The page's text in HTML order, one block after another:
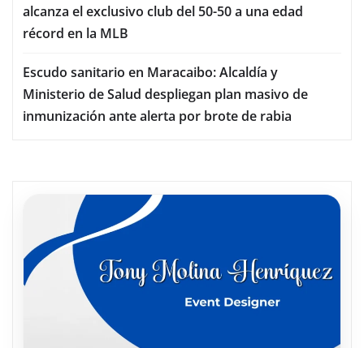
alcanza el exclusivo club del 50-50 a una edad
récord en la MLB
Escudo sanitario en Maracaibo: Alcaldía y
Ministerio de Salud despliegan plan masivo de
inmunización ante alerta por brote de rabia